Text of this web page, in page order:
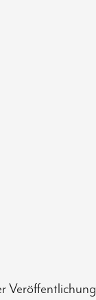
Veröffentlichung